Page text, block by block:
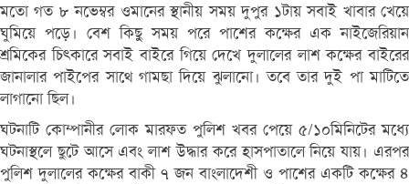
মতো গত ৮ নভেম্বর ওমানের স্থানীয় সময় দুপুর ১টায় সবাই খাবার খেয়ে
ঘুমিয়ে পড়ে। বেশ কিছুু সময় পরে পাশের কক্ষের এক নাইজেরিয়ান
শ্রমিকের চিৎকারে সবাই বাইরে গিয়ে দেখে দুলালের লাশ কক্ষের বাইরের
জানালার পাইপের সাথে গামছা দিয়ে ঝুলানো। তবে তার দুই পা মাটিতে
লাগানো ছিল।
ঘটনাটি কোম্পানীর লোক মারফত পুলিশ খবর পেয়ে ৫/১০মিনিটের মধ্যে
ঘটনাস্থলে ছুটে আসে এবং লাশ উদ্ধার করে হাসপাতালে নিয়ে যায়। এরপর
পুলিশ দুলালের কক্ষের বাকী ৭ জন বাংলাদেশী ও পাশের একটি কক্ষের ৪